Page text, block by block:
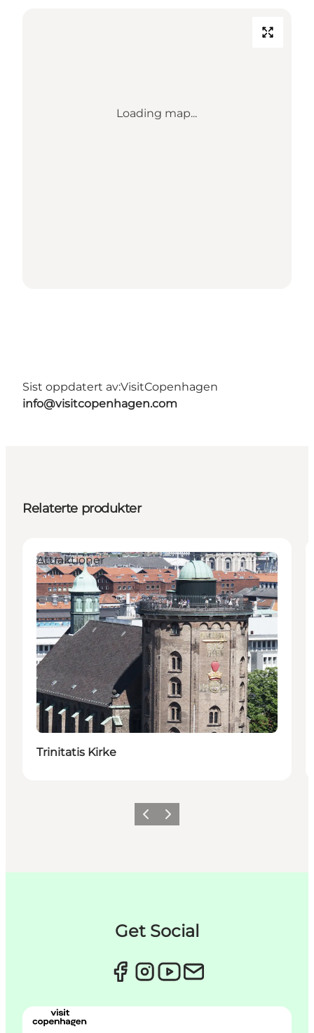
Loading map...
Sist oppdatert av:VisitCopenhagen
info@visitcopenhagen.com
Relaterte produkter
Attraktioner
Trinitatis Kirke
ForrigeNeste
Get Social